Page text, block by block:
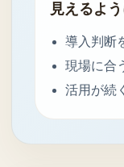
見えるよ
導入判断
現場に合
活用が続